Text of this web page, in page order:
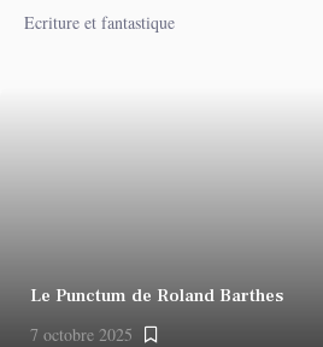
Ecriture et fantastique
Le Punctum de Roland Barthes
7 octobre 2025